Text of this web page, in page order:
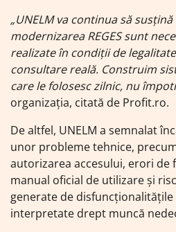
„UNELM va continua să
modernizarea REGES sunt
realizate în condiții de
consultare reală. Construim
care le folosesc zilnic, nu
organizația, citată de Profit.ro.
De altfel, UNELM a semnalat
unor probleme tehnice,
autorizarea accesului, erori de
manual oficial de utilizare și
generate de
interpretate drept muncă